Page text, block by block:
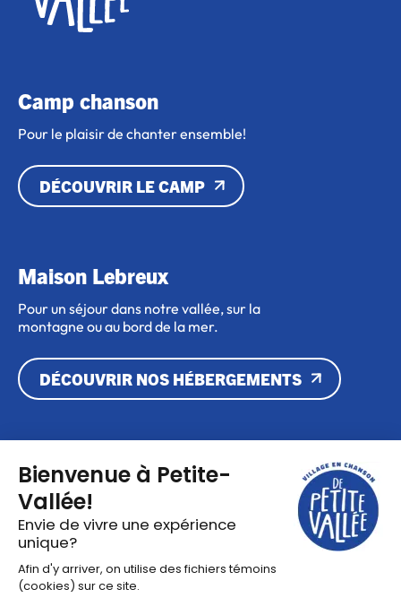
Camp chanson
Pour le plaisir de chanter ensemble!
DÉCOUVRIR LE CAMP
Maison Lebreux
Pour un séjour dans notre vallée, sur la
montagne ou au bord de la mer.
DÉCOUVRIR NOS HÉBERGEMENTS
Lien vers Facebook
Lien vers Instagram
Lien vers XLien vers Youtube
Lien vers Linkedin